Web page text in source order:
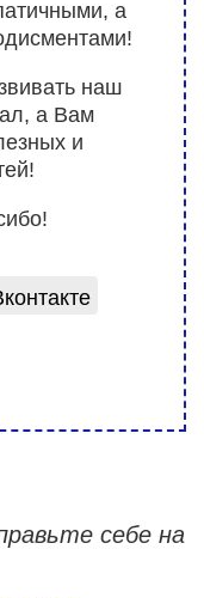
а
наш
а Вам
и
себе на